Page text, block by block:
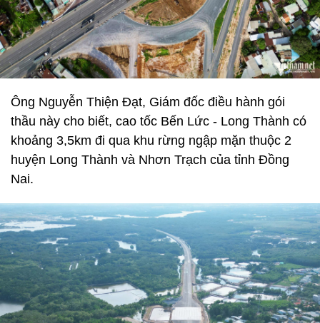
Ông Nguyễn Thiện Đạt, Giám đốc điều hành gói
thầu này cho biết, cao tốc Bến Lức - Long Thành có
khoảng 3,5km đi qua khu rừng ngập mặn thuộc 2
huyện Long Thành và Nhơn Trạch của tỉnh Đồng
Nai.